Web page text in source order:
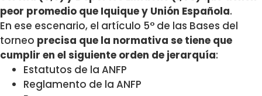
peor promedio que Iquique y Unión Española.
En ese escenario, el artículo 5° de las Bases del
torneo precisa que la normativa se tiene que
cumplir en el siguiente orden de jerarquía:
Estatutos de la ANFP
Reglamento de la ANFP